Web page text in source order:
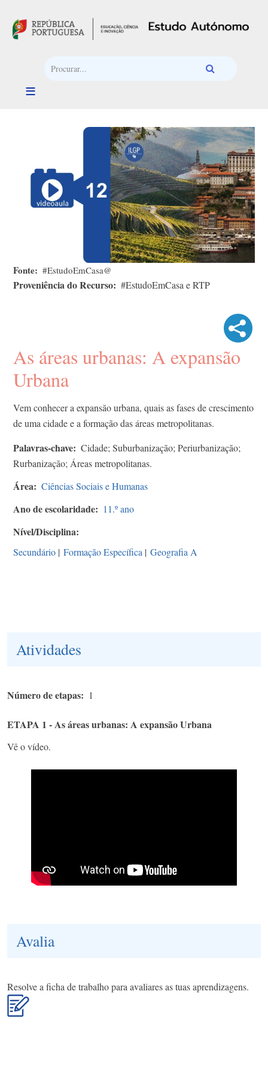
Fonte #EstudoEmCasa@
Proveniência do Recurso #EstudoEmCasa e RTP
As áreas urbanas: A expansão
Urbana
Vem conhecer a expansão urbana, quais as fases de crescimento
de uma cidade e a formação das áreas metropolitanas.
Palavras-chave
Cidade; Suburbanização; Periurbanização;
Rurbanização; Áreas metropolitanas.
Área Ciências Sociais e Humanas
Ano de escolaridade 11.º ano
Nível/Disciplina
Secundário | Formação Específica | Geografia A
Atividades
Número de etapas 1
ETAPA 1 - As áreas urbanas: A expansão Urbana
Vê o vídeo.
Avalia
Resolve a ficha de trabalho para avaliares as tuas aprendizagens.